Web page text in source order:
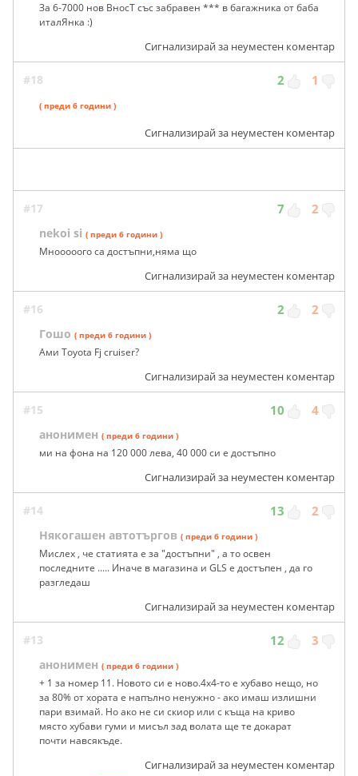
За 6-7000 нов ВносТ със забравен *** в багажника от баба
италЯнка :)
Сигнализирай за неуместен коментар
#18 2 1
( преди 6 години )
Сигнализирай за неуместен коментар
#17 7 2
nekoi si ( преди 6 години )
Мнооооого са достъпни,няма що
Сигнализирай за неуместен коментар
#16 2 2
Гошо ( преди 6 години )
Ами Toyota Fj cruiser?
Сигнализирай за неуместен коментар
#15 10 4
анонимен ( преди 6 години )
ми на фона на 120 000 лева, 40 000 си е достъпно
Сигнализирай за неуместен коментар
#14 13 2
Някогашен автотъргов ( преди 6 години )
Мислех , че статията е за "достъпни" , а то освен
последните ..... Иначе в магазина и GLS е достъпен , да го
разгледаш
Сигнализирай за неуместен коментар
#13 12 3
анонимен ( преди 6 години )
+ 1 за номер 11. Новото си е ново.4х4-то е хубаво нещо, но
за 80% от хората е напълно ненужно - ако имаш излишни
пари взимай. Но ако не си скиор или с къща на криво
място хубави гуми и мисъл зад волата ще те докарат
почти навсякъде.
Сигнализирай за неуместен коментар